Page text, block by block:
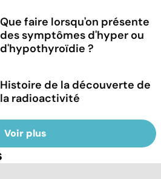
Que faire lorsqu'on présente
des symptômes d'hyper ou
d'hypothyroïdie ?
Histoire de la découverte de
la radioactivité
Voir plus